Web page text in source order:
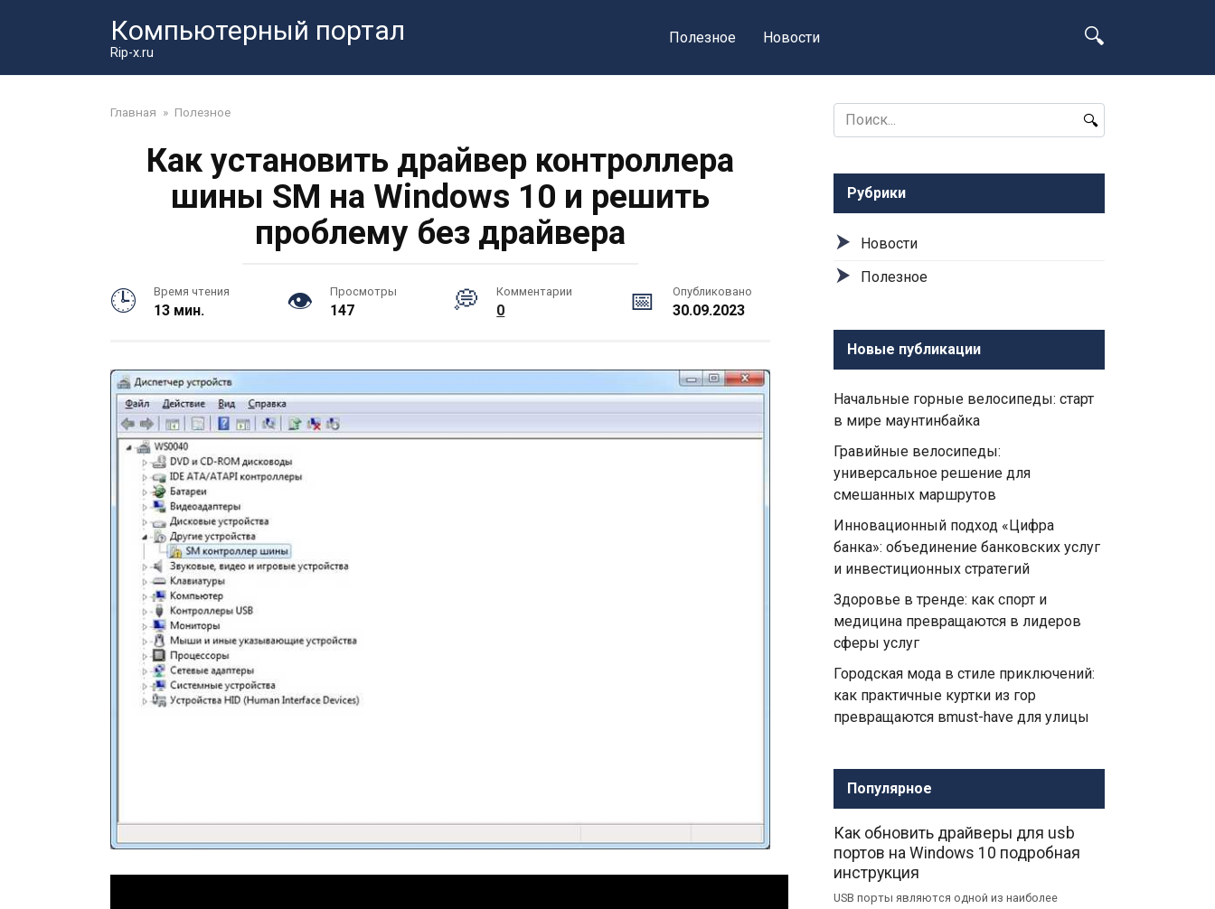
Компьютерный портал
Rip-x.ru
Полезное Новости
Главная » Полезное
Как установить драйвер контроллера
шины SM на Windows 10 и решить
проблему без драйвера
Время чтения
13 мин.
Просмотры
147
Комментарии
0
Опубликовано
30.09.2023
Search
for:
Рубрики
Новости
Полезное
Новые публикации
Начальные горные велосипеды: старт
в мире маунтинбайка
Гравийные велосипеды:
универсальное решение для
смешанных маршрутов
Инновационный подход «Цифра
банка»: объединение банковских услуг
и инвестиционных стратегий
Здоровье в тренде: как спорт и
медицина превращаются в лидеров
сферы услуг
Городская мода в стиле приключений:
как практичные куртки из гор
превращаются вmust-have для улицы
Популярное
Как обновить драйверы для usb
портов на Windows 10 подробная
инструкция
USB порты являются одной из наиболее